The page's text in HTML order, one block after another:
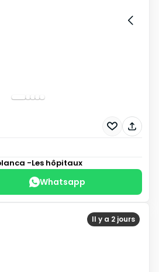
-Les hôpitaux
Whatsapp
Il y a 2 jours